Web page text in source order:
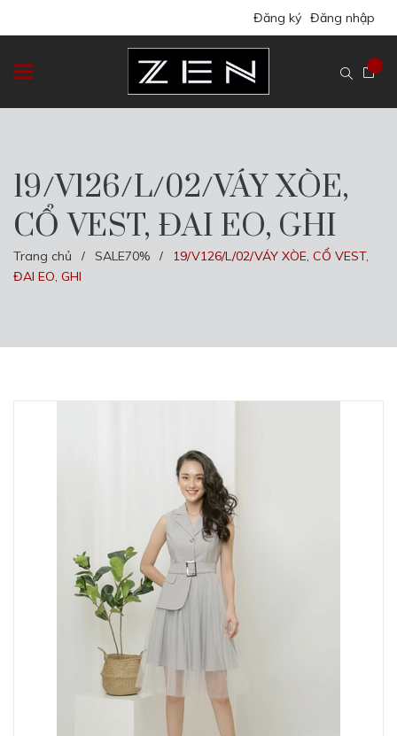
Đăng ký Đăng nhập
19/V126/L/02/VÁY XÒE,
CỔ VEST, ĐAI EO, GHI
Trang chủ / SALE70% /
19/V126/L/02/VÁY XÒE, CỔ VEST,
ĐAI EO, GHI